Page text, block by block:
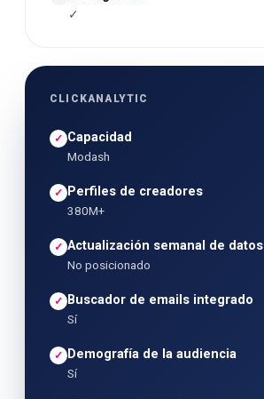
✓
CLICKANALYTIC
✓ Capacidad
Modash
✓ Perfiles de creadores
380M+
✓ Actualización semanal de datos
No posicionado
✓ Buscador de emails integrado
Sí
✓ Demografía de la audiencia
Sí